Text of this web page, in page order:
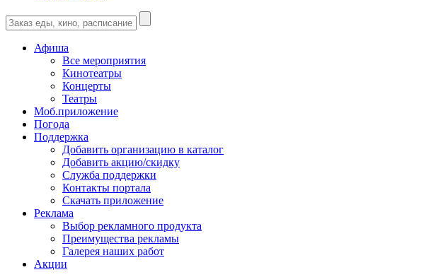
Афиша
Все мероприятия
Кинотеатры
Концерты
Театры
Моб.приложение
Погода
Поддержка
Добавить организацию в каталог
Добавить акцию/скидку
Служба поддержки
Контакты портала
Скачать приложение
Реклама
Выбор рекламного продукта
Преимущества рекламы
Галерея наших работ
Акции